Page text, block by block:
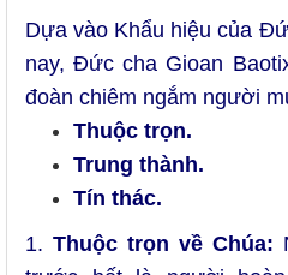
Dựa vào Khẩu hiệu của
nay, Đức cha Gioan
đoàn chiêm ngắm người
Thuộc trọn.
Trung thành.
Tín thác.
1. Thuộc trọn về Chúa: